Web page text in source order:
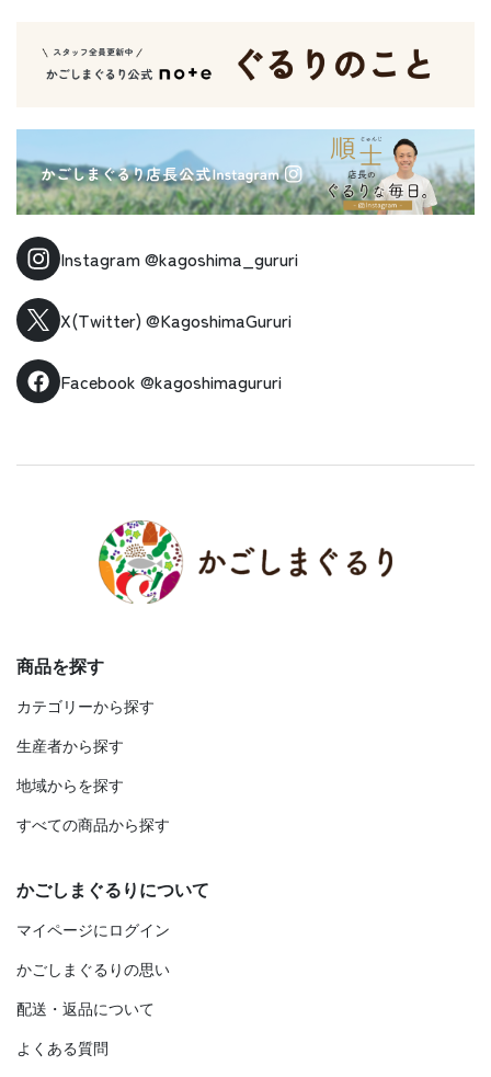
Instagram@kagoshima_gururi
X(Twitter) @KagoshimaGururi
Facebook @kagoshimagururi
商品を探す
カテゴリーから探す
生産者から探す
地域からを探す
すべての商品から探す
かごしまぐるりについて
マイページにログイン
かごしまぐるりの思い
配送・返品について
よくある質問